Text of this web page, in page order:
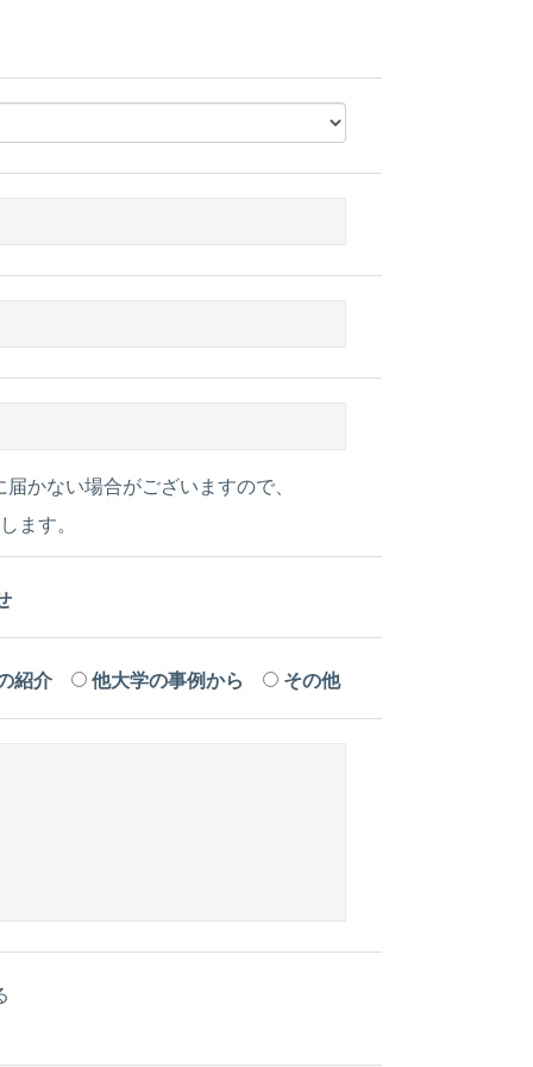
かない場合がございますので、
ます。
紹介 他大学の事例から その他